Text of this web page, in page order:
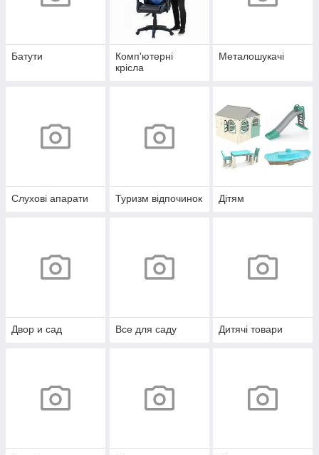
Батути
Комп'ютерні
крісла
Металошукачі
Слухові апарати Туризм відпочинок Дітям
Двор и сад Все для саду Дитячі товари